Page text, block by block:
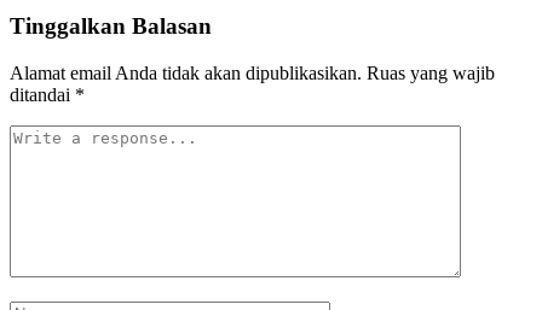
Tinggalkan Balasan
Alamat email Anda tidak akan dipublikasikan. Ruas yang wajib
ditandai *